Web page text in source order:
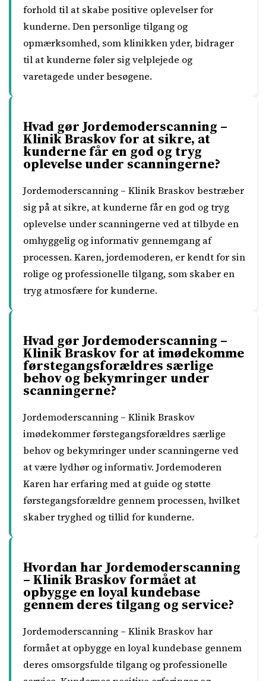
forhold til at skabe positive oplevelser for
kunderne. Den personlige tilgang og
opmærksomhed, som klinikken yder, bidrager
til at kunderne føler sig velplejede og
varetagede under besøgene.
Hvad gør Jordemoderscanning –
Klinik Braskov for at sikre, at
kunderne får en god og tryg
oplevelse under scanningerne?
Jordemoderscanning – Klinik Braskov bestræber
sig på at sikre, at kunderne får en god og tryg
oplevelse under scanningerne ved at tilbyde en
omhyggelig og informativ gennemgang af
processen. Karen, jordemoderen, er kendt for sin
rolige og professionelle tilgang, som skaber en
tryg atmosfære for kunderne.
Hvad gør Jordemoderscanning –
Klinik Braskov for at imødekomme
førstegangsforældres særlige
behov og bekymringer under
scanningerne?
Jordemoderscanning – Klinik Braskov
imødekommer førstegangsforældres særlige
behov og bekymringer under scanningerne ved
at være lydhør og informativ. Jordemoderen
Karen har erfaring med at guide og støtte
førstegangsforældre gennem processen, hvilket
skaber tryghed og tillid for kunderne.
Hvordan har Jordemoderscanning
– Klinik Braskov formået at
opbygge en loyal kundebase
gennem deres tilgang og service?
Jordemoderscanning – Klinik Braskov har
formået at opbygge en loyal kundebase gennem
deres omsorgsfulde tilgang og professionelle